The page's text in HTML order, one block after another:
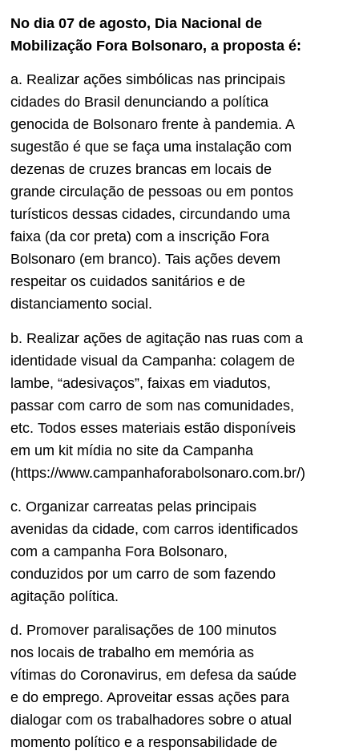
No dia 07 de agosto, Dia Nacional de
Mobilização Fora Bolsonaro, a proposta é:
a. Realizar ações simbólicas nas principais
cidades do Brasil denunciando a política
genocida de Bolsonaro frente à pandemia. A
sugestão é que se faça uma instalação com
dezenas de cruzes brancas em locais de
grande circulação de pessoas ou em pontos
turísticos dessas cidades, circundando uma
faixa (da cor preta) com a inscrição Fora
Bolsonaro (em branco). Tais ações devem
respeitar os cuidados sanitários e de
distanciamento social.
b. Realizar ações de agitação nas ruas com a
identidade visual da Campanha: colagem de
lambe, “adesivaços”, faixas em viadutos,
passar com carro de som nas comunidades,
etc. Todos esses materiais estão disponíveis
em um kit mídia no site da Campanha
(https://www.campanhaforabolsonaro.com.br/)
c. Organizar carreatas pelas principais
avenidas da cidade, com carros identificados
com a campanha Fora Bolsonaro,
conduzidos por um carro de som fazendo
agitação política.
d. Promover paralisações de 100 minutos
nos locais de trabalho em memória as
vítimas do Coronavirus, em defesa da saúde
e do emprego. Aproveitar essas ações para
dialogar com os trabalhadores sobre o atual
momento político e a responsabilidade de